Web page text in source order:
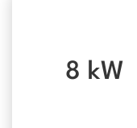
8 kW